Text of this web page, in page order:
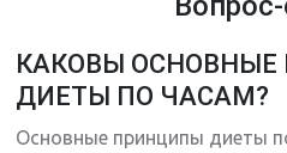
КАКОВЫ
ДИЕТЫ ПО ЧАСАМ?
Основные принципы диеты